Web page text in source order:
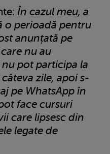
În cazul meu, a
o perioadă pentru
anunțată pe
nu au
pot participa la
câteva zile, apoi s-
pe WhatsApp în
face cursuri
care lipsesc din
legate de